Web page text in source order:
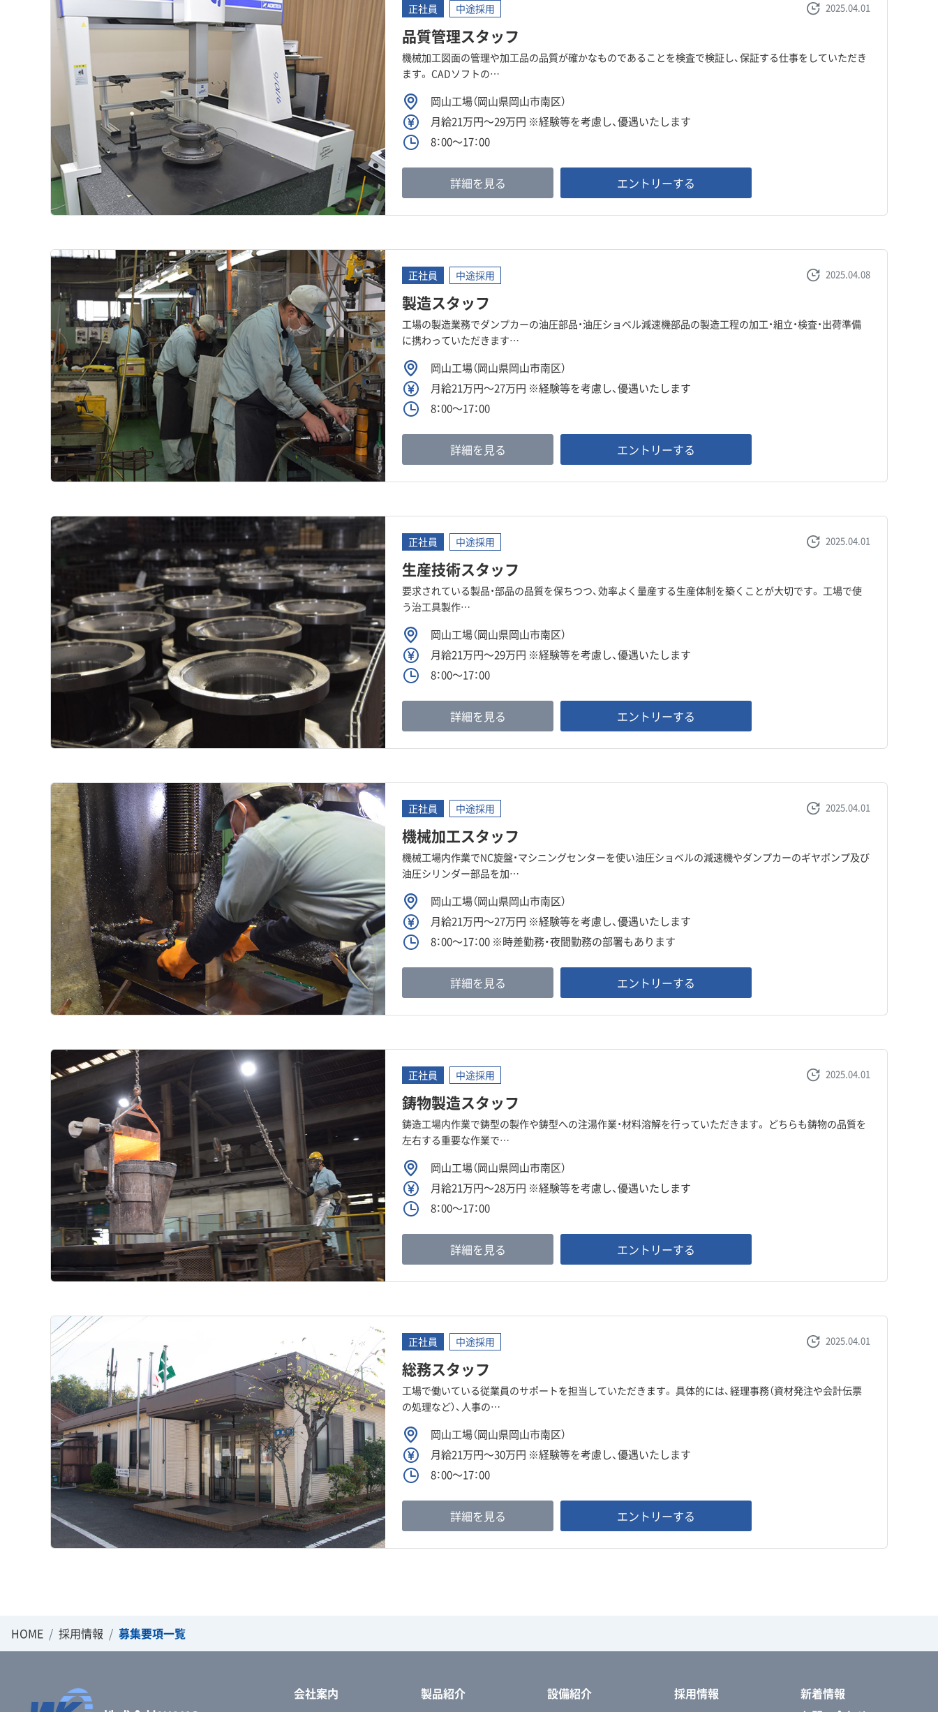
正社員 中途採用 2025.04.01
品質管理スタッフ
機械加工図面の管理や加工品の品質が確かなものであることを検査で検証し、保証する仕事をしていただき
ます。 CADソフトの…
岡山工場（岡山県岡山市南区）
月給21万円～29万円 ※経験等を考慮し、優遇いたします
8：00～17：00
詳細を見る エントリーする
正社員 中途採用 2025.04.08
製造スタッフ
工場の製造業務でダンプカーの油圧部品・油圧ショベル減速機部品の製造工程の加工・組立・検査・出荷準備
に携わっていただきます…
岡山工場（岡山県岡山市南区）
月給21万円～27万円 ※経験等を考慮し、優遇いたします
8：00～17：00
詳細を見る エントリーする
正社員 中途採用 2025.04.01
生産技術スタッフ
要求されている製品・部品の品質を保ちつつ、効率よく量産する生産体制を築くことが大切です。 工場で使
う治工具製作…
岡山工場（岡山県岡山市南区）
月給21万円～29万円 ※経験等を考慮し、優遇いたします
8：00～17：00
詳細を見る エントリーする
正社員 中途採用 2025.04.01
機械加工スタッフ
機械工場内作業でNC旋盤・マシニングセンターを使い油圧ショベルの減速機やダンプカーのギヤポンプ及び
油圧シリンダー部品を加…
岡山工場（岡山県岡山市南区）
月給21万円～27万円 ※経験等を考慮し、優遇いたします
8：00～17：00 ※時差勤務・夜間勤務の部署もあります
詳細を見る エントリーする
正社員 中途採用 2025.04.01
鋳物製造スタッフ
鋳造工場内作業で鋳型の製作や鋳型への注湯作業・材料溶解を行っていただきます。 どちらも鋳物の品質を
左右する重要な作業で…
岡山工場（岡山県岡山市南区）
月給21万円～28万円 ※経験等を考慮し、優遇いたします
8：00～17：00
詳細を見る エントリーする
正社員 中途採用 2025.04.01
総務スタッフ
工場で働いている従業員のサポートを担当していただきます。 具体的には、経理事務（資材発注や会計伝票
の処理など）、人事の…
岡山工場（岡山県岡山市南区）
月給21万円～30万円 ※経験等を考慮し、優遇いたします
8：00～17：00
詳細を見る エントリーする
HOME 採用情報 募集要項一覧
会社案内 製品紹介 設備紹介 採用情報
新着情報